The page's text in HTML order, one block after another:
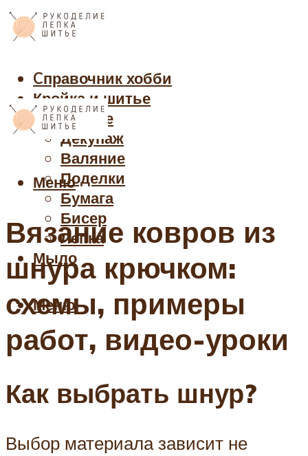
Cправочник хобби
Кройка и шитье
Рукоделие
Декупаж
Валяние
Поделки
Бумага
Бисер
Лепка
Мыло
Меню
Меню
Вязание ковров из
шнура крючком:
схемы, примеры
работ, видео-уроки
Как выбрать шнур?
Выбор материала зависит не